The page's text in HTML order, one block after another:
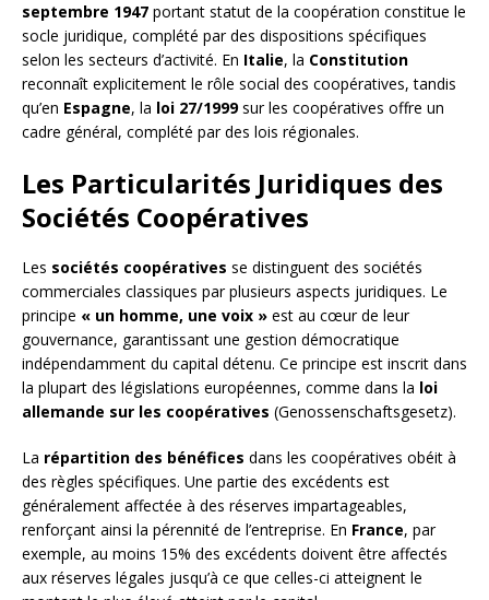
septembre 1947 portant statut de la coopération constitue le
socle juridique, complété par des dispositions spécifiques
selon les secteurs d’activité. En Italie, la Constitution
reconnaît explicitement le rôle social des coopératives, tandis
qu’en Espagne, la loi 27/1999sur les coopératives offre un
cadre général, complété par des lois régionales.
Les Particularités Juridiques des
Sociétés Coopératives
Les sociétés coopératives se distinguent des sociétés
commerciales classiques par plusieurs aspects juridiques. Le
principe « un homme, une voix » est au cœur de leur
gouvernance, garantissant une gestion démocratique
indépendamment du capital détenu. Ce principe est inscrit dans
la plupart des législations européennes, comme dans la loi
allemande sur les coopératives (Genossenschaftsgesetz).
La répartition des bénéfices dans les coopératives obéit à
des règles spécifiques. Une partie des excédents est
généralement affectée à des réserves impartageables,
renforçant ainsi la pérennité de l’entreprise. En France, par
exemple, au moins 15% des excédents doivent être affectés
aux réserves légales jusqu’à ce que celles-ci atteignent le